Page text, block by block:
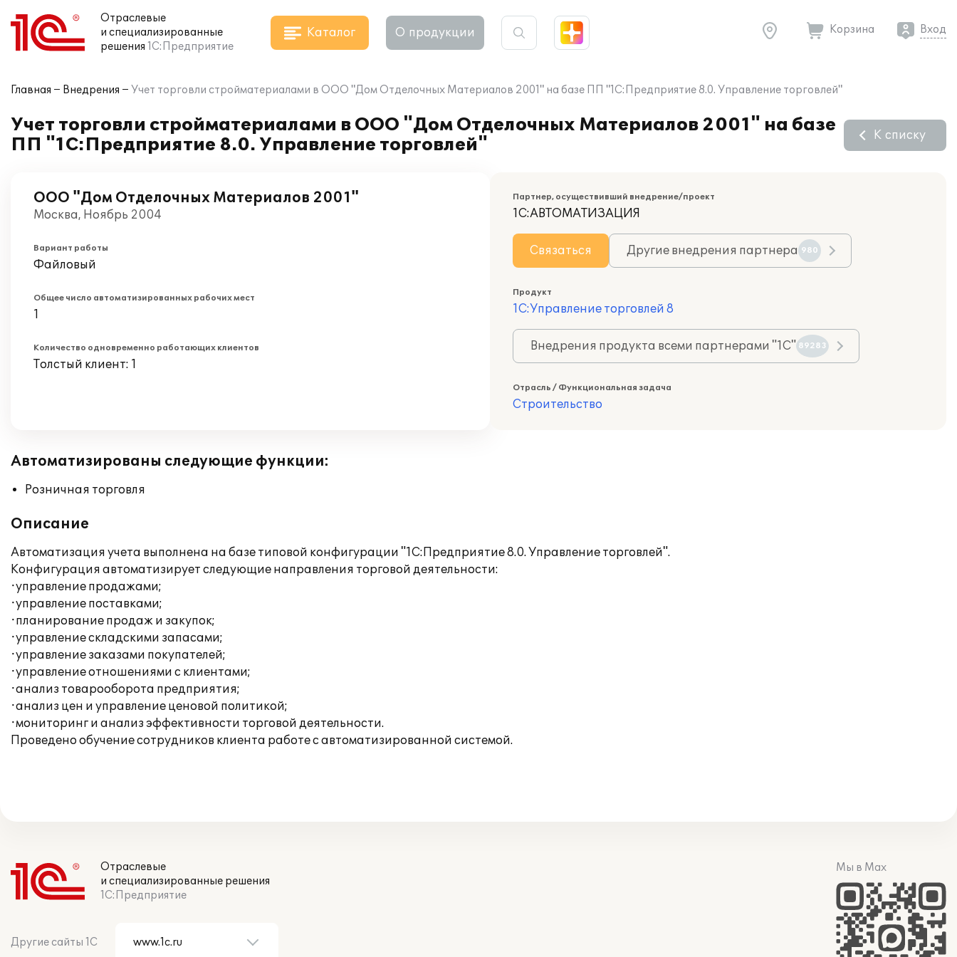
Отраслевые
и специализированные
решения 1С:Предприятие
Каталог О продукции Корзина Вход
Главная Внедрения Учет торговли стройматериалами в ООО "Дом Отделочных Материалов 2001" на базе ПП "1С:Предприятие 8.0. Управление торговлей"
Учет торговли стройматериалами в ООО "Дом Отделочных Материалов 2001" на базе
ПП "1С:Предприятие 8.0. Управление торговлей"
К списку
ООО "Дом Отделочных Материалов 2001"
Москва, Ноябрь 2004
Вариант работы
Файловый
Общее число автоматизированных рабочих мест
1
Количество одновременно работающих клиентов
Толстый клиент: 1
Партнер, осуществивший внедрение/проект
1С:АВТОМАТИЗАЦИЯ
Связаться Другие внедрения партнера 980
Продукт
1С:Управление торговлей 8
Внедрения продукта всеми партнерами "1С" 89283
Отрасль / Функциональная задача
Строительство
Автоматизированы следующие функции:
Розничная торговля
Описание
Автоматизация учета выполнена на базе типовой конфигурации "1С:Предприятие 8.0. Управление торговлей".
Конфигурация автоматизирует следующие направления торговой деятельности:
·управление продажами;
·управление поставками;
·планирование продаж и закупок;
·управление складскими запасами;
·управление заказами покупателей;
·управление отношениями с клиентами;
·анализ товарооборота предприятия;
·анализ цен и управление ценовой политикой;
·мониторинг и анализ эффективности торговой деятельности.
Проведено обучение сотрудников клиента работе с автоматизированной системой.
Отраслевые
и специализированные решения
1С:Предприятие
Другие сайты 1С
Мы в Max